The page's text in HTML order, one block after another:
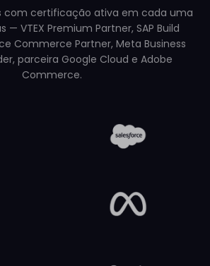
com certificação ativa em cada uma
VTEX Premium Partner, SAP Build
Commerce Partner, Meta Business
parceira Google Cloud e Adobe
Commerce.